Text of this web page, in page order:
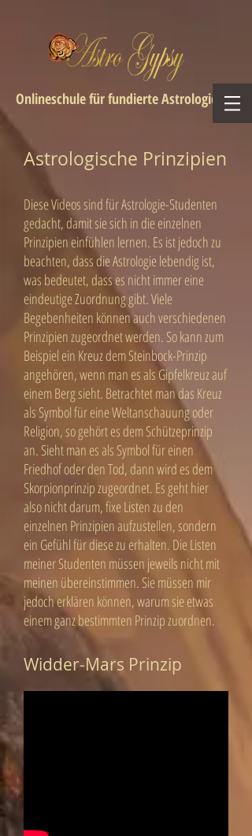
Onlineschule für fundierte Astrologie
Astrologische Prinzipien
Diese Videos sind für Astrologie-Studenten
gedacht, damit sie sich in die einzelnen
Prinzipien einfühlen lernen. Es ist jedoch zu
beachten, dass die Astrologie lebendig ist,
was bedeutet, dass es nicht immer eine
eindeutige Zuordnung gibt. Viele
Begebenheiten können auch verschiedenen
Prinzipien zugeordnet werden. So kann zum
Beispiel ein Kreuz dem Steinbock-Prinzip
angehören, wenn man es als Gipfelkreuz auf
einem Berg sieht. Betrachtet man das Kreuz
als Symbol für eine Weltanschauung oder
Religion, so gehört es dem Schützeprinzip
an. Sieht man es als Symbol für einen
Friedhof oder den Tod, dann wird es dem
Skorpionprinzip zugeordnet. Es geht hier
also nicht darum, fixe Listen zu den
einzelnen Prinzipien aufzustellen, sondern
ein Gefühl für diese zu erhalten. Die Listen
meiner Studenten müssen jeweils nicht mit
meinen übereinstimmen. Sie müssen mir
jedoch erklären können, warum sie etwas
einem ganz bestimmten Prinzip zuordnen.
Widder-Mars Prinzip